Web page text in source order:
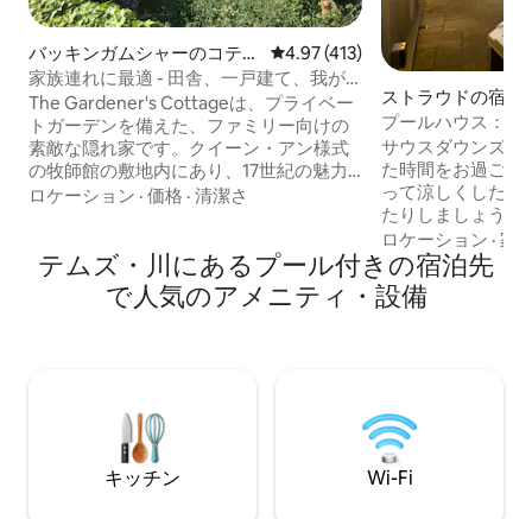
バッキンガムシャーのコテー
ジ
レビュー413件、5つ星中4.97つ
4.97 (413)
家族連れに最適 - 田舎、一戸建て、我が
家のような居心地
The Gardener's Cottageは、プライベー
トガーデンを備えた、ファミリー向けの
素敵な隠れ家です。クイーン・アン様式
の牧師館の敷地内にあり、17世紀の魅力
と、モダンな設備による利便性と快適さ
あります。 The Far Kingdomは最近BBC
のCountryfileに掲載されました！BBC
iPlayerで5月3日のエピソードを検索し
rectorycottages
ロケーション · 価格 · 清潔さ
ストラウドの宿泊
プールハウス：現
サウスダウンズの
た時間をお過ごしくださ
って涼しくしたり
たりしましょう。
台、ダブルサイ
プンプランのキ
ム、リビングスペ
す。 バイフォー
ントリーウォーク
パブから500mで
ずか20分で、休
ロケーション ·家
テムズ・川にあるプール付きの宿泊先
で人気のアメニティ・設備
キッチン Wi-Fi